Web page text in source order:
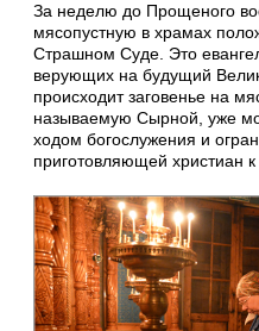
За неделю до Прощеного
мясопустную в храмах
Страшном Суде. Это
верующих на будущий
происходит заговенье на
называемую Сырной, уже
ходом богослужения и
приготовляющей христиан